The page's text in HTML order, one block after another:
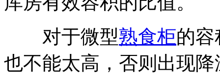
对于微型熟食柜的容
也不能太高，否则出现